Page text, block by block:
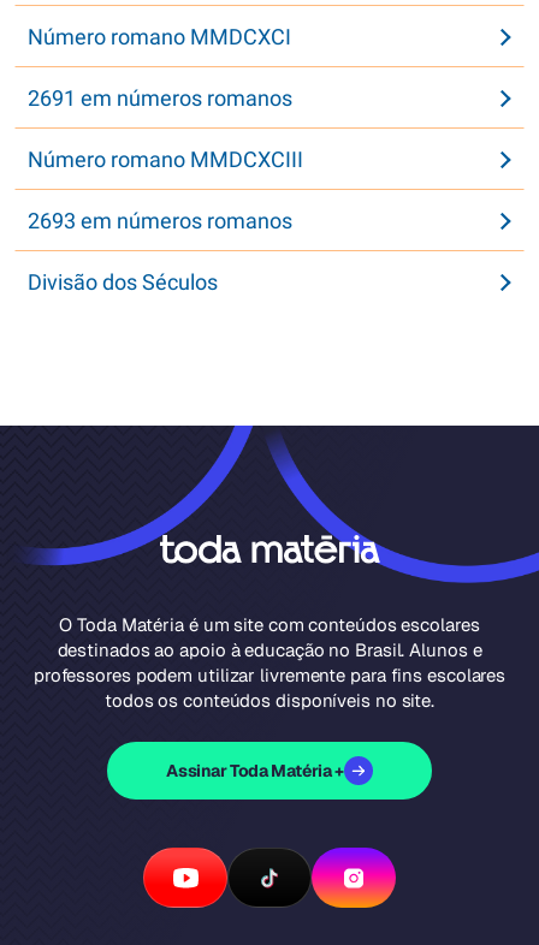
Número romano MMDCXCI
2691 em números romanos
Número romano MMDCXCIII
2693 em números romanos
Divisão dos Séculos
O Toda Matéria é um site com conteúdos escolares
destinados ao apoio à educação no Brasil. Alunos e
professores podem utilizar livremente para fins escolares
todos os conteúdos disponíveis no site.
Assinar Toda Matéria +